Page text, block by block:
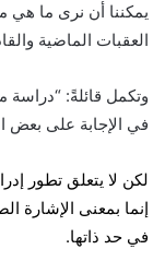
يمكننا أن نرى ما هي
العقبات الماضية
وتكمل قائلةً: “دراسة
في الإجابة على بعض
لكن لا يتعلق تطور
إنما بمعنى الإشارة
في حد ذاتها.